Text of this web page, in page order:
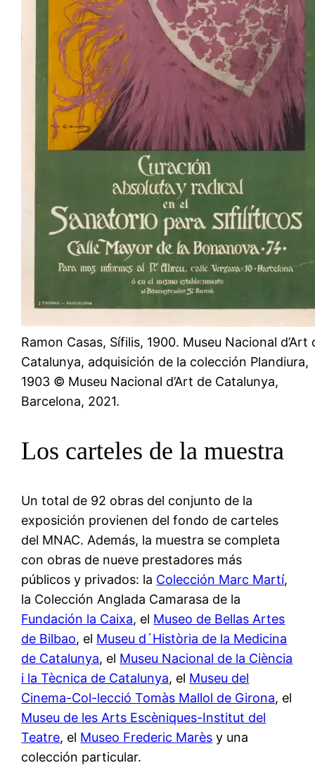
Ramon Casas, Sífilis, 1900. Museu Nacional d’Art
Catalunya, adquisición de la colección Plandiura,
1903 © Museu Nacional d’Art de Catalunya,
Barcelona, 2021.
Los carteles de la muestra
Un total de 92 obras del conjunto de la
exposición provienen del fondo de carteles
del MNAC. Además, la muestra se completa
con obras de nueve prestadores más
públicos y privados: la Colección Marc Martí,
la Colección Anglada Camarasa de la
Fundación la Caixa, el Museo de Bellas Artes
de Bilbao, el Museu d´Història de la Medicina
de Catalunya, el Museu Nacional de la Ciència
i la Tècnica de Catalunya, el Museu del
Cinema-Col-lecció Tomàs Mallol de Girona, el
Museu de les Arts Escèniques-Institut del
Teatre, el Museo Frederic Marès y una
colección particular.